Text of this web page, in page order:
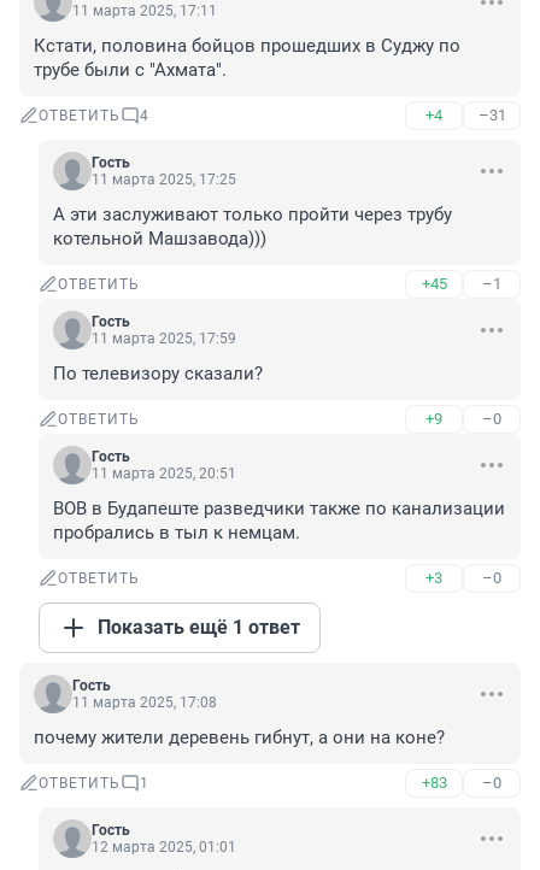
11 марта 2025, 17:11
Кстати, половина бойцов прошедших в Суджу по
трубе были с "Ахмата".
ОТВЕТИТЬ 4 +4 –31
Гость
11 марта 2025, 17:25
А эти заслуживают только пройти через трубу
котельной Машзавода)))
ОТВЕТИТЬ +45 –1
Гость
11 марта 2025, 17:59
По телевизору сказали?
ОТВЕТИТЬ +9 –0
Гость
11 марта 2025, 20:51
ВОВ в Будапеште разведчики также по канализации
пробрались в тыл к немцам.
ОТВЕТИТЬ +3 –0
Показать ещё 1 ответ
Гость
11 марта 2025, 17:08
почему жители деревень гибнут, а они на коне?
ОТВЕТИТЬ 1 +83 –0
Гость
12 марта 2025, 01:01